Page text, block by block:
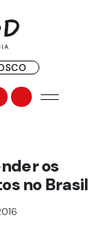
os
no Brasil